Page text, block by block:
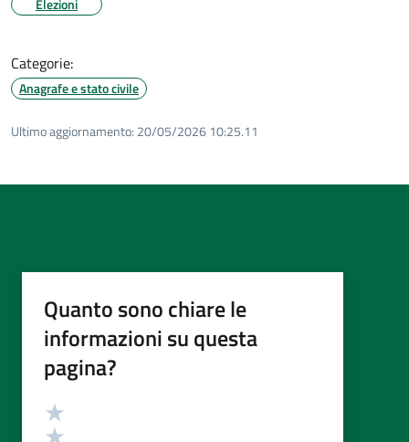
Categorie:
Anagrafe e stato civile
Ultimo aggiornamento: 20/05/2026 10:25.11
Quanto sono chiare le
informazioni su questa
pagina?
Valutazione